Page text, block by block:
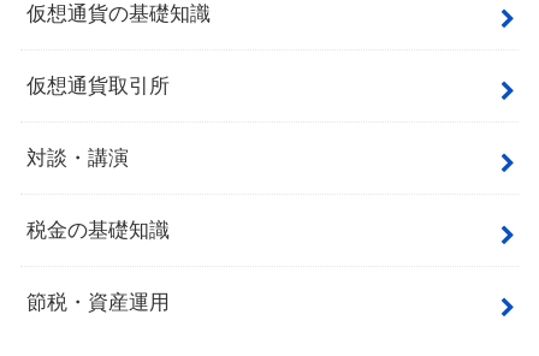
仮想通貨の基礎知識
仮想通貨取引所
対談・講演
税金の基礎知識
節税・資産運用